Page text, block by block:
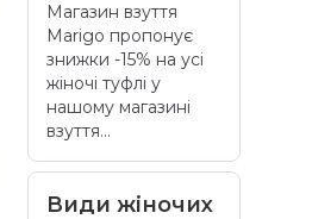
Магазин взуття
Marigo пропонує
знижки -15% на усі
жіночі туфлі у
нашому магазині
взуття...
Види жіночих